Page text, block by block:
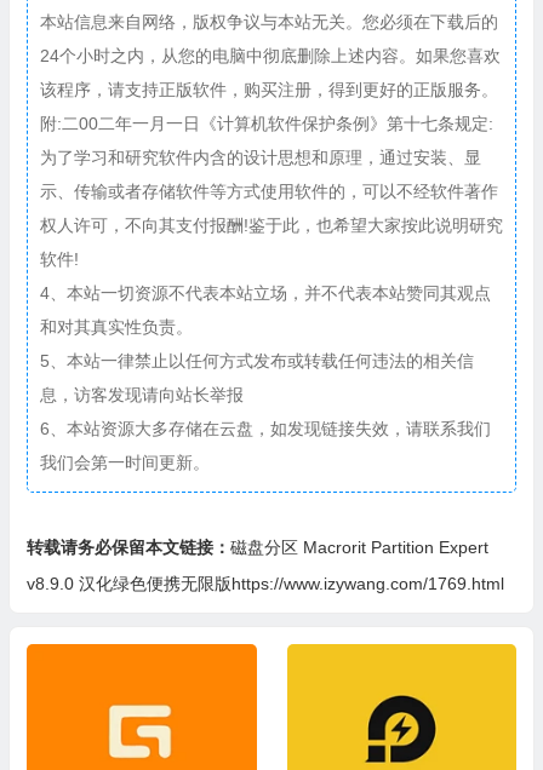
本站信息来自网络，版权争议与本站无关。您必须在下载后的
24个小时之内，从您的电脑中彻底删除上述内容。如果您喜欢
该程序，请支持正版软件，购买注册，得到更好的正版服务。
附:二00二年一月一日《计算机软件保护条例》第十七条规定:
为了学习和研究软件内含的设计思想和原理，通过安装、显
示、传输或者存储软件等方式使用软件的，可以不经软件著作
权人许可，不向其支付报酬!鉴于此，也希望大家按此说明研究
软件!
4、本站一切资源不代表本站立场，并不代表本站赞同其观点
和对其真实性负责。
5、本站一律禁止以任何方式发布或转载任何违法的相关信
息，访客发现请向站长举报
6、本站资源大多存储在云盘，如发现链接失效，请联系我们
我们会第一时间更新。
转载请务必保留本文链接： 磁盘分区 Macrorit Partition Expert
v8.9.0 汉化绿色便携无限版https://www.izywang.com/1769.html